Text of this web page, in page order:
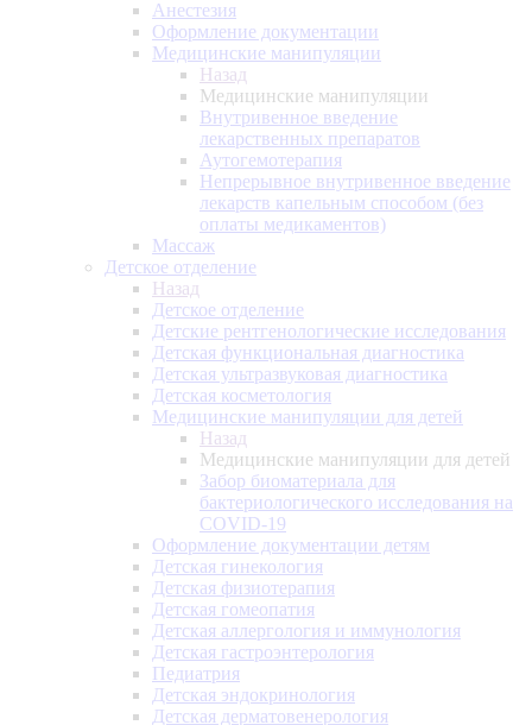
Анестезия
Оформление документации
Медицинские манипуляции
Назад
Медицинские манипуляции
Внутривенное введение
лекарственных препаратов
Аутогемотерапия
Непрерывное внутривенное введение
лекарств капельным способом (без
оплаты медикаментов)
Массаж
Детское отделение
Назад
Детское отделение
Детские рентгенологические исследования
Детская функциональная диагностика
Детская ультразвуковая диагностика
Детская косметология
Медицинские манипуляции для детей
Назад
Медицинские манипуляции для детей
Забор биоматериала для
бактериологического исследования на
COVID-19
Оформление документации детям
Детская гинекология
Детская физиотерапия
Детская гомеопатия
Детская аллергология и иммунология
Детская гастроэнтерология
Педиатрия
Детская эндокринология
Детская дерматовенерология